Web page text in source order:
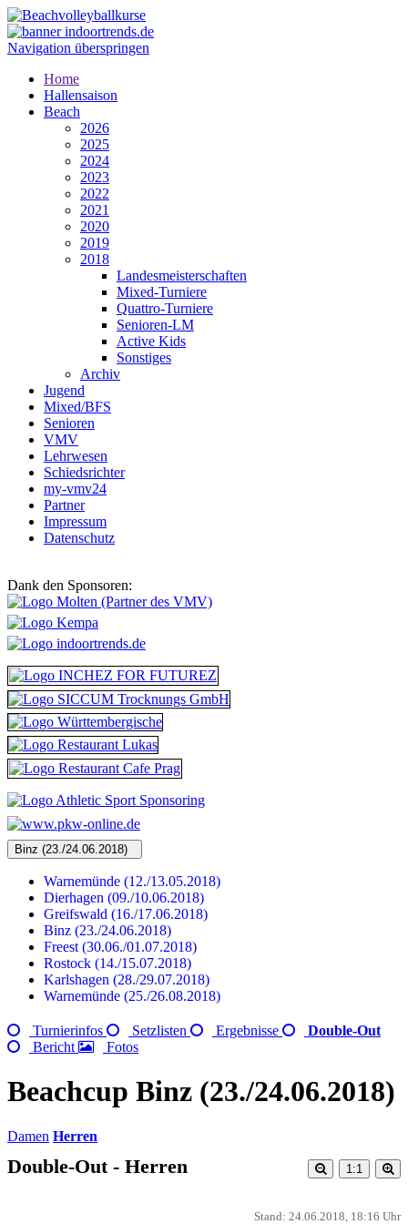
Navigation überspringen
Home
Hallensaison
Beach
2026
2025
2024
2023
2022
2021
2020
2019
2018
Landesmeisterschaften
Mixed-Turniere
Quattro-Turniere
Senioren-LM
Active Kids
Sonstiges
Archiv
Jugend
Mixed/BFS
Senioren
VMV
Lehrwesen
Schiedsrichter
my-vmv24
Partner
Impressum
Datenschutz
Dank den Sponsoren:
Warnemünde (12./13.05.2018)
Dierhagen (09./10.06.2018)
Greifswald (16./17.06.2018)
Binz (23./24.06.2018)
Freest (30.06./01.07.2018)
Rostock (14./15.07.2018)
Karlshagen (28./29.07.2018)
Warnemünde (25./26.08.2018)
Turnierinfos Setzlisten Ergebnisse
Double-Out
Bericht
Fotos
Beachcup Binz (23./24.06.2018)
Damen Herren
Double-Out - Herren 1:1
Stand: 24.06.2018, 18:16 Uhr